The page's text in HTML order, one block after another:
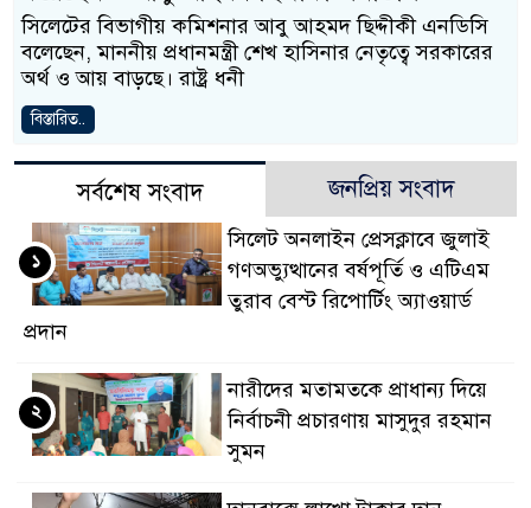
সিলেটের বিভাগীয় কমিশনার আবু আহমদ ছিদ্দীকী এনডিসি
বলেছেন, মাননীয় প্রধানমন্ত্রী শেখ হাসিনার নেতৃত্বে সরকারের
অর্থ ও আয় বাড়ছে। রাষ্ট্র ধনী
বিস্তারিত..
সর্বশেষ সংবাদ জনপ্রিয় সংবাদ
সিলেট অনলাইন প্রেসক্লাবে জুলাই
গণঅভ্যুত্থানের বর্ষপূর্তি ও এটিএম
তুরাব বেস্ট রিপোর্টিং অ্যাওয়ার্ড
প্রদান
১
নারীদের মতামতকে প্রাধান্য দিয়ে
নির্বাচনী প্রচারণায় মাসুদুর রহমান
সুমন
২